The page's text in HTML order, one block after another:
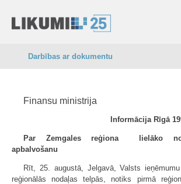
Darbības ar dokumentu
Finansu ministrija
Informācija Rīgā
Par Zemgales reģiona lielāko
apbalvošanu
Rīt, 25. augustā, Jelgavā, Valsts
reģionālās nodaļas telpās, notiks pirmā